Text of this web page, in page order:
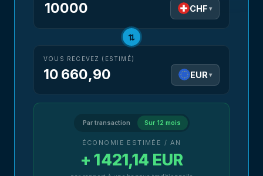
CHF ▾
⇅
VOUS RECEVEZ (ESTIMÉ)
10 660,90 EUR ▾
Par transaction Sur 12 mois
ÉCONOMIE ESTIMÉE / AN
+ 1 421,14 EUR